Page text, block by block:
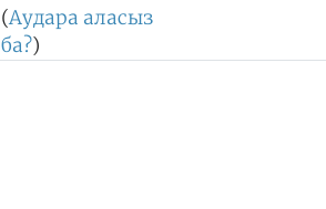
(Аудара аласыз
ба?)